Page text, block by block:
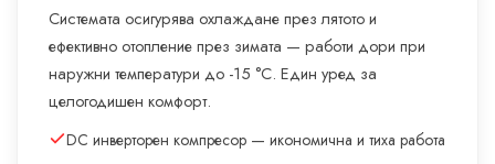
Системата осигурява охлаждане през лятото и
ефективно отопление през зимата — работи дори при
наружни температури до -15 °C. Един уред за
целогодишен комфорт.
DC инверторен компресор — икономична и тиха работа